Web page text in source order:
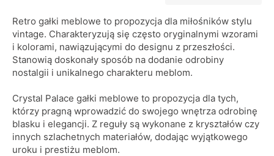
Retro gałki meblowe to propozycja dla miłośników stylu
vintage. Charakteryzują się często oryginalnymi wzorami
i kolorami, nawiązującymi do designu z przeszłości.
Stanowią doskonały sposób na dodanie odrobiny
nostalgii i unikalnego charakteru meblom.
Crystal Palace gałki meblowe to propozycja dla tych,
którzy pragną wprowadzić do swojego wnętrza odrobinę
blasku i elegancji. Z reguły są wykonane z kryształów czy
innych szlachetnych materiałów, dodając wyjątkowego
uroku i prestiżu meblom.